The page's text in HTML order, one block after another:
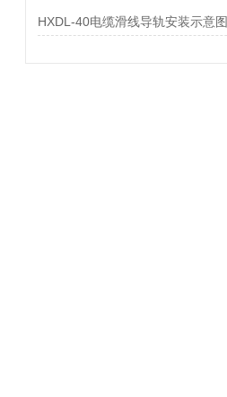
HXDL-40电缆滑线导轨安装示意图